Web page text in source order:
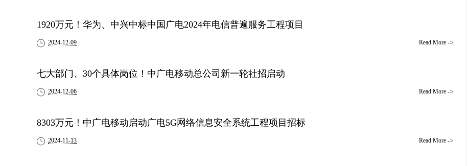
1920万元！华为、中兴中标中国广电2024年电信普遍服务工程项目
2024-12-09 Read More ->
七大部门、30个具体岗位！中广电移动总公司新一轮社招启动
2024-12-06 Read More ->
8303万元！中广电移动启动广电5G网络信息安全系统工程项目招标
2024-11-13 Read More ->